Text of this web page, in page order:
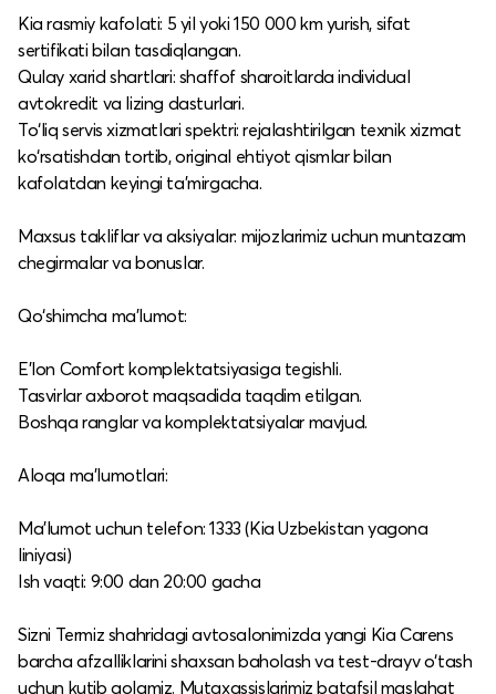
Kia rasmiy kafolati: 5 yil yoki 150 000 km yurish, sifat
sertifikati bilan tasdiqlangan.​
Qulay xarid shartlari: shaffof sharoitlarda individual
avtokredit va lizing dasturlari.​
To‘liq servis xizmatlari spektri: rejalashtirilgan texnik xizmat
ko‘rsatishdan tortib, original ehtiyot qismlar bilan
kafolatdan keyingi ta’mirgacha.​
Maxsus takliflar va aksiyalar: mijozlarimiz uchun muntazam
chegirmalar va bonuslar.​
Qo‘shimcha ma’lumot:
E’lon Comfort komplektatsiyasiga tegishli.​
Tasvirlar axborot maqsadida taqdim etilgan.​
Boshqa ranglar va komplektatsiyalar mavjud.​
Aloqa ma’lumotlari:
Ma’lumot uchun telefon: 1333 (Kia Uzbekistan yagona
liniyasi)
Ish vaqti: 9:00 dan 20:00 gacha
Sizni Termiz shahridagi avtosalonimizda yangi Kia Carens
barcha afzalliklarini shaxsan baholash va test-drayv o‘tash
uchun kutib qolamiz. Mutaxassislarimiz batafsil maslahat